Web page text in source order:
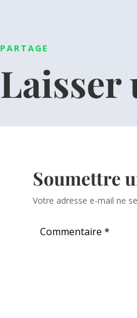
PARTAGE
Laisser
Soumettre
Votre adresse e-mail ne